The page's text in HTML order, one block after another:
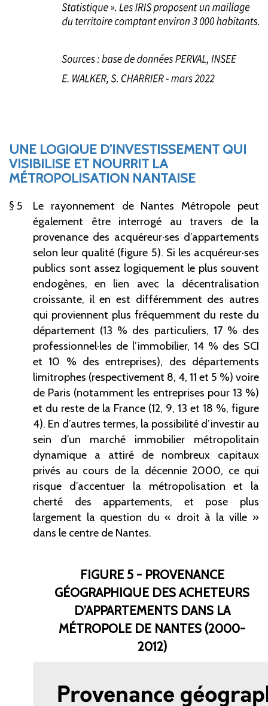
UNE LOGIQUE D’INVESTISSEMENT QUI
VISIBILISE ET NOURRIT LA
MÉTROPOLISATION NANTAISE
5
Le rayonnement de Nantes Métropole peut
également être interrogé au travers de la
provenance des acquéreur·ses d’appartements
selon leur qualité (figure 5). Si les acquéreur·ses
publics sont assez logiquement le plus souvent
endogènes, en lien avec la décentralisation
croissante, il en est différemment des autres
qui proviennent plus fréquemment du reste du
département (13 % des particuliers, 17 % des
professionnel·les de l’immobilier, 14 % des SCI
et 10 % des entreprises), des départements
limitrophes (respectivement 8, 4, 11 et 5 %) voire
de Paris (notamment les entreprises pour 13 %)
et du reste de la France (12, 9, 13 et 18 %, figure
4). En d’autres termes, la possibilité d’investir au
sein d’un marché immobilier métropolitain
dynamique a attiré de nombreux capitaux
privés au cours de la décennie 2000, ce qui
risque d’accentuer la métropolisation et la
cherté des appartements, et pose plus
largement la question du « droit à la ville »
dans le centre de Nantes.
FIGURE 5 - PROVENANCE
GÉOGRAPHIQUE DES ACHETEURS
D’APPARTEMENTS DANS LA
MÉTROPOLE DE NANTES (2000-
2012)